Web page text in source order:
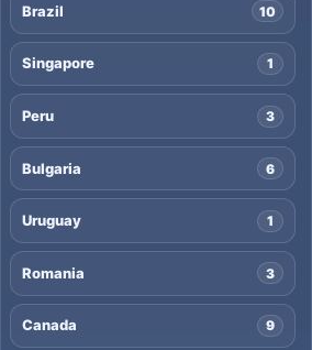
Brazil 10
Singapore 1
Peru 3
Bulgaria 6
Uruguay 1
Romania 3
Canada 9